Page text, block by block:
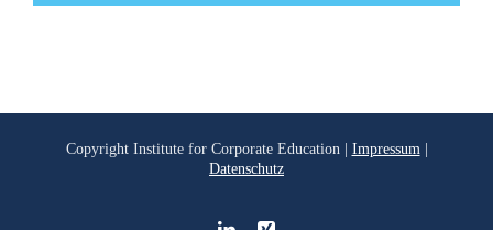
Copyright Institute for Corporate Education | Impressum|
Datenschutz